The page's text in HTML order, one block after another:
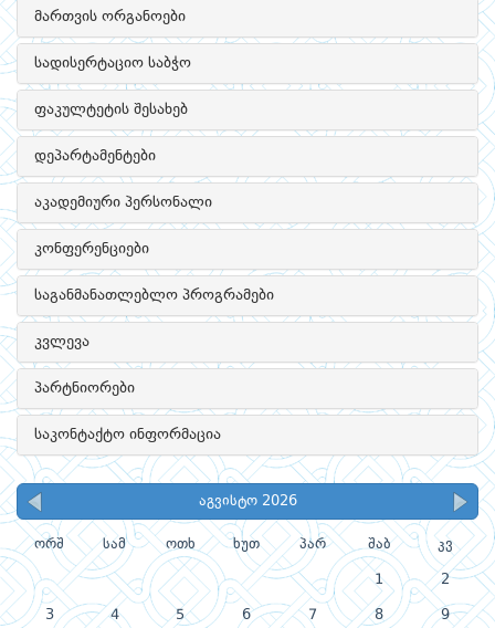
მართვის ორგანოები
სადისერტაციო საბჭო
ფაკულტეტის შესახებ
დეპარტამენტები
აკადემიური პერსონალი
კონფერენციები
საგანმანათლებლო პროგრამები
კვლევა
პარტნიორები
საკონტაქტო ინფორმაცია
აგვისტო 2026
ორშ სამ ოთხ ხუთ პარ შაბ კვ
1 2
3 4 5 6 7 8 9